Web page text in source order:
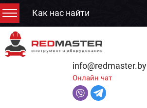
Как нас найти
info@redmaster.by
Онлайн чат